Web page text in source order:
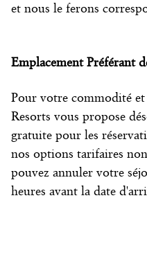
et nous le ferons
Emplacement Préférant
Pour votre commodité
Resorts vous propose
gratuite pour les
nos options tarifaires
pouvez annuler votre
heures avant la date